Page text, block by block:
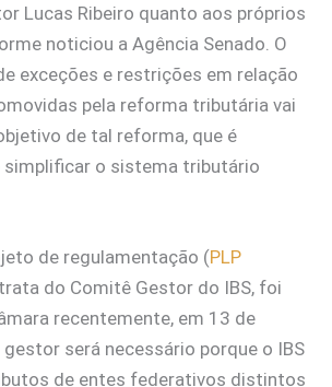
Lucas Ribeiro quanto aos próprios
noticiou a Agência Senado. O
exceções e restrições em relação
pela reforma tributária vai
de tal reforma, que é
simplificar o sistema tributário
de regulamentação (PLP
do Comitê Gestor do IBS, foi
recentemente, em 13 de
será necessário porque o IBS
de entes federativos distintos